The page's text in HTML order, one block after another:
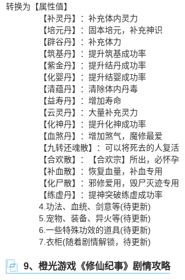
转换为【属性值】
【补灵丹】：补充体内灵力
【培元丹】：固本培元，补充神识
【辟谷丹】：补充体力
【筑基丹】：提升筑基成功率
【紫金丹】：提升结丹成功率
【化婴丹】：提升结婴成功率
【清蕴丹】：清除体内丹毒
【益寿丹】：增加寿命
【云灵丹】：大量补充灵力
【化神丹】：提升化神成功率
【血煞丹】：增加煞气，魔修最爱
【九转还魂散】：可以将死去的人复活
【合欢散】：【合欢宗】所出，必怀孕
【补血散】：恢复血量，补血专用
【化尸散】：邪修爱用，毁尸灭迹专用
【练虚丹】：提神突破练虚成功率
4.功法、血统、剑意等(待更新)
5.宠物、装备、异火等(待更新)
6.一些特殊功效的道具(待更新)
7.衣柜(随着剧情解锁，待更新)
9、橙光游戏《修仙纪事》剧情攻略